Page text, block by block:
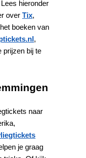
hieronder
overTix,
boeken van
,
prijzen bij te
naar
je graag